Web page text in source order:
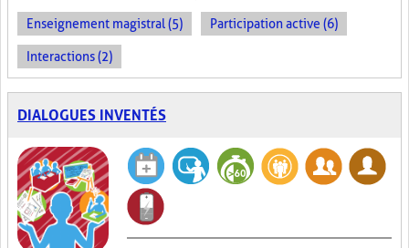
Enseignement magistral (5) Participation active (6)
Interactions (2)
DIALOGUES INVENTÉS